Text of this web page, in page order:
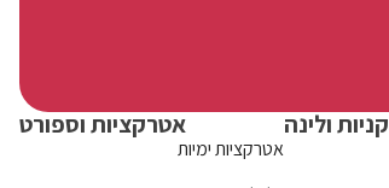
קניות ולינה אטרקציות וספורט
אטרקציות ימיות